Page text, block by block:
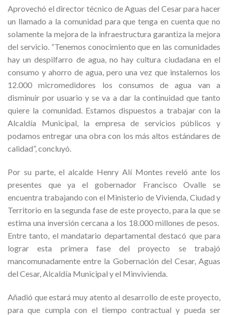
Aprovechó el director técnico de Aguas del Cesar para hacer
un llamado a la comunidad para que tenga en cuenta que no
solamente la mejora de la infraestructura garantiza la mejora
del servicio. “Tenemos conocimiento que en las comunidades
hay un despilfarro de agua, no hay cultura ciudadana en el
consumo y ahorro de agua, pero una vez que instalemos los
12.000 micromedidores los consumos de agua van a
disminuir por usuario y se va a dar la continuidad que tanto
quiere la comunidad. Estamos dispuestos a trabajar con la
Alcaldía Municipal, la empresa de servicios públicos y
podamos entregar una obra con los más altos estándares de
calidad”, concluyó.
Por su parte, el alcalde Henry Alí Montes reveló ante los
presentes que ya el gobernador Francisco Ovalle se
encuentra trabajando con el Ministerio de Vivienda, Ciudad y
Territorio en la segunda fase de este proyecto, para la que se
estima una inversión cercana a los 18.000 millones de pesos.
Entre tanto, el mandatario departamental destacó que para
lograr esta primera fase del proyecto se trabajó
mancomunadamente entre la Gobernación del Cesar, Aguas
del Cesar, Alcaldía Municipal y el Minvivienda.
Añadió que estará muy atento al desarrollo de este proyecto,
para que cumpla con el tiempo contractual y pueda ser